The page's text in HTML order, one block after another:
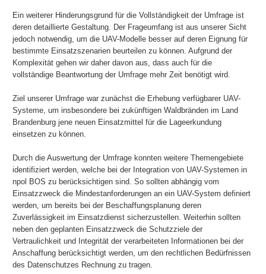
Ein weiterer Hinderungsgrund für die Vollständigkeit der Umfrage ist
deren detaillierte Gestaltung. Der Frageumfang ist aus unserer Sicht
jedoch notwendig, um die UAV-Modelle besser auf deren Eignung für
bestimmte Einsatzszenarien beurteilen zu können. Aufgrund der
Komplexität gehen wir daher davon aus, dass auch für die
vollständige Beantwortung der Umfrage mehr Zeit benötigt wird.
Ziel unserer Umfrage war zunächst die Erhebung verfügbarer UAV-
Systeme, um insbesondere bei zukünftigen Waldbränden im Land
Brandenburg jene neuen Einsatzmittel für die Lageerkundung
einsetzen zu können.
Durch die Auswertung der Umfrage konnten weitere Themengebiete
identifiziert werden, welche bei der Integration von UAV-Systemen in
npol BOS zu berücksichtigen sind. So sollten abhängig vom
Einsatzzweck die Mindestanforderungen an ein UAV-System definiert
werden, um bereits bei der Beschaffungsplanung deren
Zuverlässigkeit im Einsatzdienst sicherzustellen. Weiterhin sollten
neben den geplanten Einsatzzweck die Schutzziele der
Vertraulichkeit und Integrität der verarbeiteten Informationen bei der
Anschaffung berücksichtigt werden, um den rechtlichen Bedürfnissen
des Datenschutzes Rechnung zu tragen.